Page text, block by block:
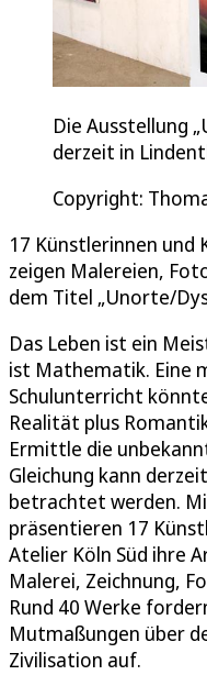
Die Ausstellung
derzeit in
Copyright:
17 Künstlerinnen und
zeigen Malereien,
dem Titel „Unorte/
Das Leben ist ein
ist Mathematik. Eine
Schulunterricht
Realität plus
Ermittle die
Gleichung kann
betrachtet werden.
präsentieren 17
Atelier Köln Süd ihre
Malerei, Zeichnung,
Rund 40 Werke
Mutmaßungen über
Zivilisation auf.